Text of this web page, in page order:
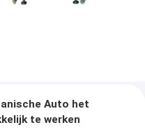
Auto het
te werken